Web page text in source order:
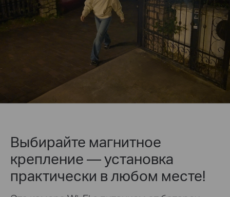
Выбирайте магнитное
крепление — установка
практически в любом месте!